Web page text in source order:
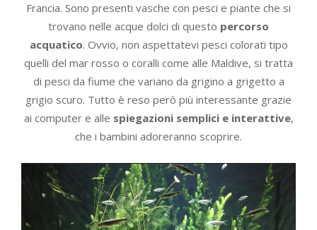
Francia. Sono presenti vasche con pesci e piante che si
trovano nelle acque dolci di questo percorso
acquatico. Ovvio, non aspettatevi pesci colorati tipo
quelli del mar rosso o coralli come alle Maldive, si tratta
di pesci da fiume che variano da grigino a grigetto a
grigio scuro. Tutto è reso però più interessante grazie
ai computer e alle spiegazioni semplici e interattive,
che i bambini adoreranno scoprire.